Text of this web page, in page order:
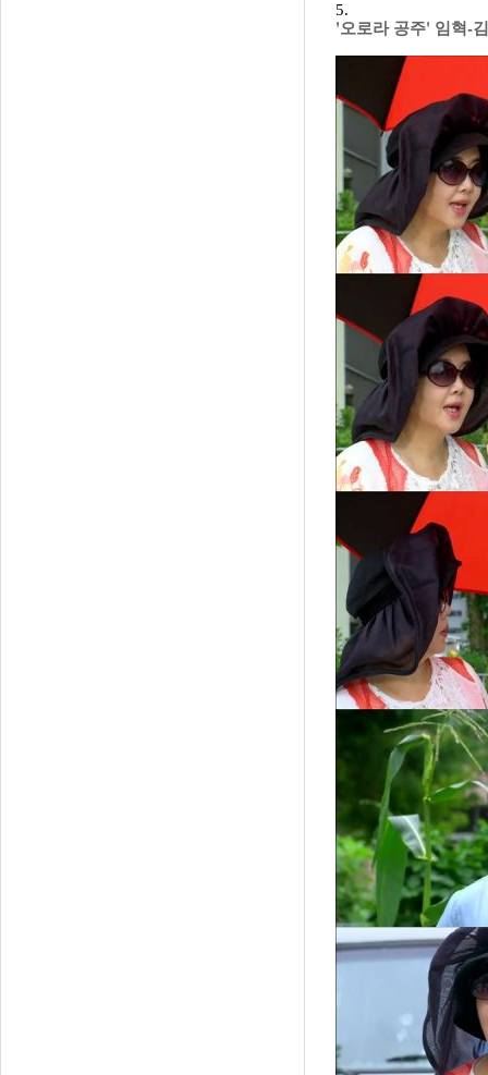
5.
'오로라 공주' 임혁-